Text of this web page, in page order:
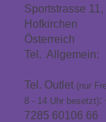
Sportstrasse 11,
Hofkirchen
Österreich
Tel. Allgemein:
Tel. Outlet (nur
8 - 14 Uhr besetzt):
7285 60106 66